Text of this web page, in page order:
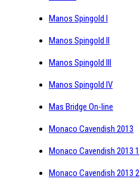
Manos Spingold I
Manos Spingold II
Manos Spingold III
Manos Spingold IV
Mas Bridge On-line
Monaco Cavendish 2013
Monaco Cavendish 2013 1
Monaco Cavendish 2013 2